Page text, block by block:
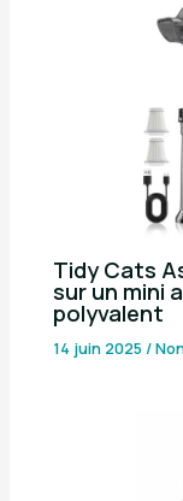
Tidy Cats
sur un mini
polyvalent
14 juin 2025 /